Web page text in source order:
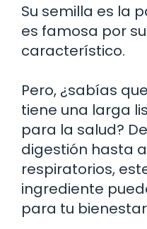
Su semilla es la
es famosa por
característico.
Pero, ¿sabías
tiene una larga
para la salud?
digestión hasta
respiratorios,
ingrediente
para tu